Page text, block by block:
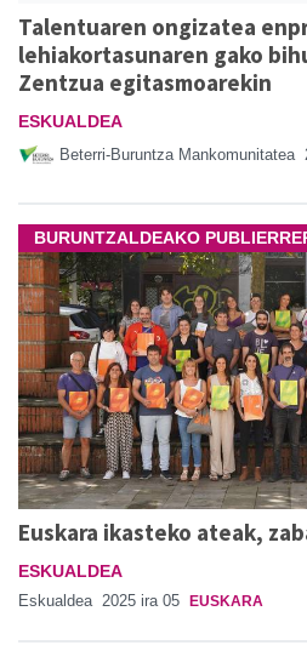
Talentuaren ongizatea
lehiakortasunaren gako
Zentzua egitasmoarekin
ESKUALDEA
Beterri-Buruntza Mankomunitatea
BURUNTZALDEAKO
Euskara ikasteko ateak,
ESKUALDEA
Eskualdea 2025 ira 05 EUSKARA